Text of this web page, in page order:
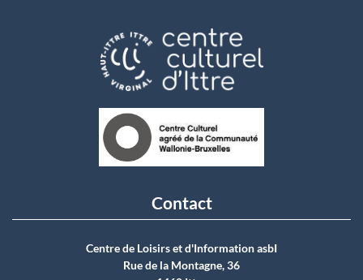
Contact
Centre de Loisirs et d'Information asbI
Rue de la Montagne, 36